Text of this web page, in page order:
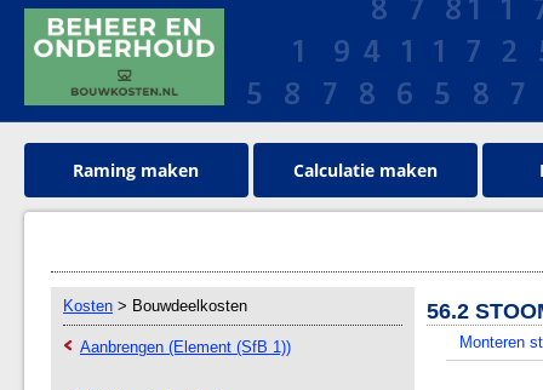
Raming maken Calculatie maken
Kosten > Bouwdeelkosten
Aanbrengen (Element (SfB 1))
56.2
Monteren